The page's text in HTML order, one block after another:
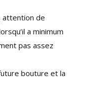
attention de
a minimum
pas assez
bouture et la